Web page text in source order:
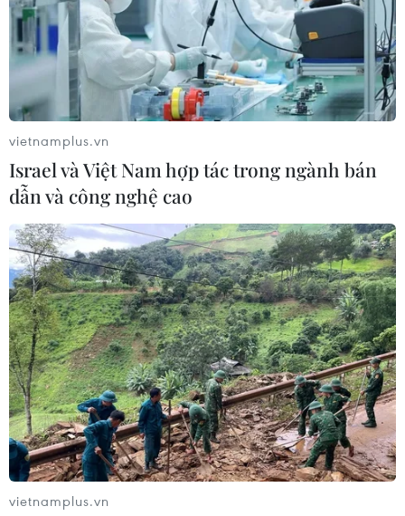
tiền tệ vẫn đang điều hành ổn định,” bà Ngọc
nói./.
(Nhấp chuột vào ảnh để xem kích thước chuẩn)
(Vietnam+)
vietnamplus.vn
Israel và Việt Nam hợp tác trong ngành bán
dẫn và công nghệ cao
vietnamplus.vn